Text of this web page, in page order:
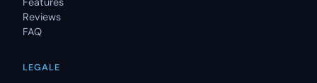
Reviews
FAQ
LEGALE